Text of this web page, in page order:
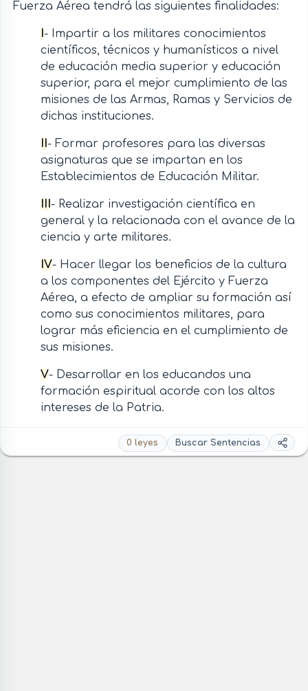
Fuerza Aérea tendrá las siguientes finalidades:
- Impartir a los militares conocimientos
científicos, técnicos y humanísticos a nivel
de educación media superior y educación
superior, para el mejor cumplimiento de las
misiones de las Armas, Ramas y Servicios de
dichas instituciones.
- Formar profesores para las diversas
asignaturas que se impartan en los
Establecimientos de Educación Militar.
- Realizar investigación científica en
general y la relacionada con el avance de la
ciencia y arte militares.
IV- Hacer llegar los beneficios de la cultura
a los componentes del Ejército y Fuerza
Aérea, a efecto de ampliar su formación así
como sus conocimientos militares, para
lograr más eficiencia en el cumplimiento de
sus misiones.
V- Desarrollar en los educandos una
formación espiritual acorde con los altos
intereses de la Patria.
0 leyes Buscar Sentencias